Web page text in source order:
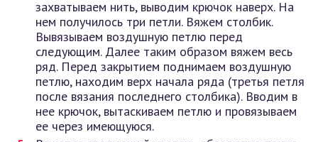
захватываем нить, выводим крючок наверх. На
нем получилось три петли. Вяжем столбик.
Вывязываем воздушную петлю перед
следующим. Далее таким образом вяжем весь
ряд. Перед закрытием поднимаем воздушную
петлю, находим верх начала ряда (третья петля
после вязания последнего столбика). Вводим в
нее крючок, вытаскиваем петлю и провязываем
ее через имеющуюся.